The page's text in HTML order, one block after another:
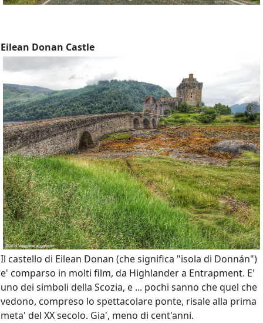
Eilean Donan Castle
Il castello di Eilean Donan (che significa "isola di Donnán")
e' comparso in molti film, da Highlander a Entrapment. E'
uno dei simboli della Scozia, e ... pochi sanno che quel che
vedono, compreso lo spettacolare ponte, risale alla prima
meta' del XX secolo. Gia', meno di cent'anni.